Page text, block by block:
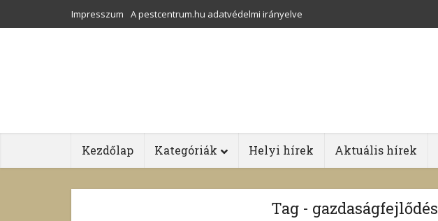
Impresszum A pestcentrum.hu adatvédelmi irányelve
Kezdőlap Kategóriák Helyi hírek Aktuális hírek
Tag - gazdaságfejlődés